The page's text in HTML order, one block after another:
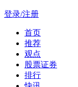
登录/注册
首页
推荐
观点
股票证券
排行